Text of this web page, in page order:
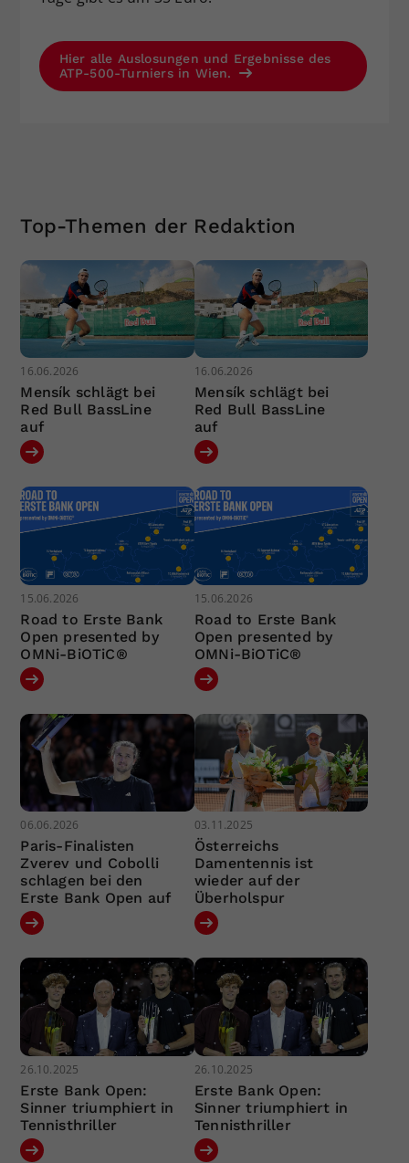
Hier alle Auslosungen und Ergebnisse des
ATP-500-Turniers in Wien.
Top-Themen der Redaktion
16.06.2026
Mensík schlägt bei
Red Bull BassLine
auf
16.06.2026
Mensík schlägt bei
Red Bull BassLine
auf
15.06.2026
Road to Erste Bank
Open presented by
OMNi-BiOTiC®
15.06.2026
Road to Erste Bank
Open presented by
OMNi-BiOTiC®
06.06.2026
Paris-Finalisten
Zverev und Cobolli
schlagen bei den
Erste Bank Open auf
03.11.2025
Österreichs
Damentennis ist
wieder auf der
Überholspur
26.10.2025
Erste Bank Open:
Sinner triumphiert in
Tennisthriller
26.10.2025
Erste Bank Open:
Sinner triumphiert in
Tennisthriller